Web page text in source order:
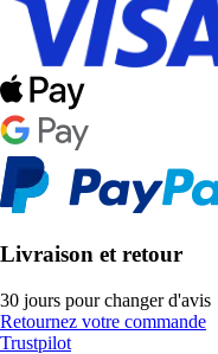
Livraison et retour
30 jours pour changer d'avis
Retournez votre commande
Trustpilot